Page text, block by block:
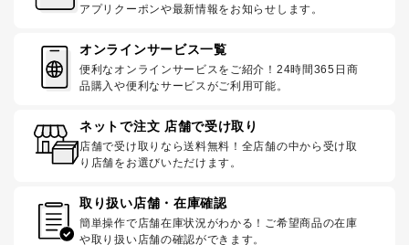
アプリクーポンや最新情報をお知らせします。
オンラインサービス一覧
便利なオンラインサービスをご紹介！24時間365日商
品購入や便利なサービスがご利用可能。
ネットで注文 店舗で受け取り
店舗で受け取りなら送料無料！全店舗の中から受け取
り店舗をお選びいただけます。
取り扱い店舗・在庫確認
簡単操作で店舗在庫状況がわかる！ご希望商品の在庫
や取り扱い店舗の確認ができます。